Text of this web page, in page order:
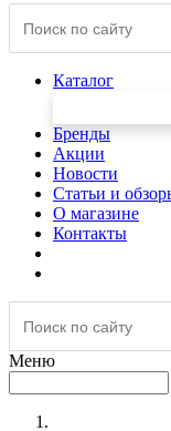
Каталог
Бренды
Акции
Новости
Статьи и
О магазине
Контакты
Меню